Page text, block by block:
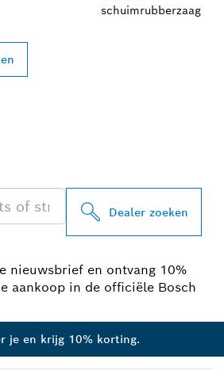
schuimrubberzaag
Dealer zoeken
nieuwsbrief en ontvang 10%
aankoop in de officiële Bosch
je en krijg 10% korting.